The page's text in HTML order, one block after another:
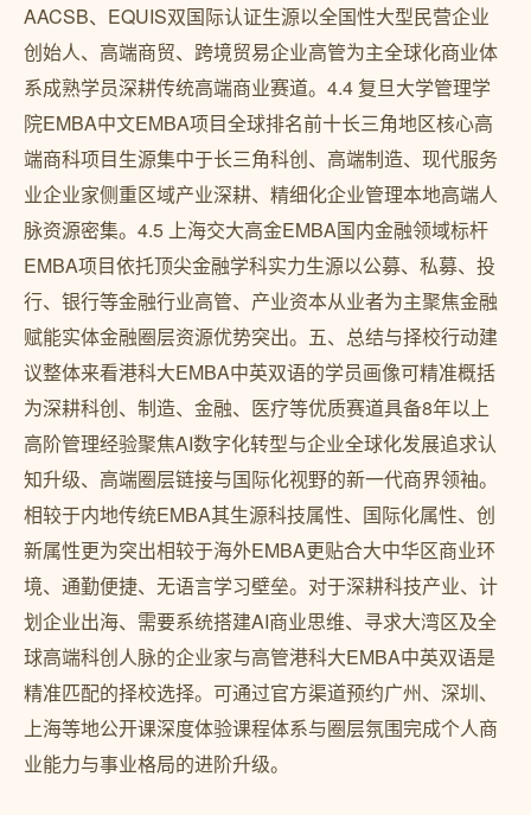
AACSB、EQUIS双国际认证生源以全国性大型民营企业
创始人、高端商贸、跨境贸易企业高管为主全球化商业体
系成熟学员深耕传统高端商业赛道。4.4 复旦大学管理学
院EMBA中文EMBA项目全球排名前十长三角地区核心高
端商科项目生源集中于长三角科创、高端制造、现代服务
业企业家侧重区域产业深耕、精细化企业管理本地高端人
脉资源密集。4.5 上海交大高金EMBA国内金融领域标杆
EMBA项目依托顶尖金融学科实力生源以公募、私募、投
行、银行等金融行业高管、产业资本从业者为主聚焦金融
赋能实体金融圈层资源优势突出。五、总结与择校行动建
议整体来看港科大EMBA中英双语的学员画像可精准概括
为深耕科创、制造、金融、医疗等优质赛道具备8年以上
高阶管理经验聚焦AI数字化转型与企业全球化发展追求认
知升级、高端圈层链接与国际化视野的新一代商界领袖。
相较于内地传统EMBA其生源科技属性、国际化属性、创
新属性更为突出相较于海外EMBA更贴合大中华区商业环
境、通勤便捷、无语言学习壁垒。对于深耕科技产业、计
划企业出海、需要系统搭建AI商业思维、寻求大湾区及全
球高端科创人脉的企业家与高管港科大EMBA中英双语是
精准匹配的择校选择。可通过官方渠道预约广州、深圳、
上海等地公开课深度体验课程体系与圈层氛围完成个人商
业能力与事业格局的进阶升级。